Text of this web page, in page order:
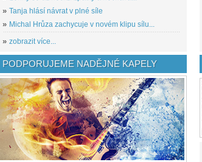
» Tanja hlásí návrat v plné síle
» Michal Hrůza zachycuje v novém klipu sílu...
» zobrazit více...
PODPORUJEME NADĚJNÉ KAPELY